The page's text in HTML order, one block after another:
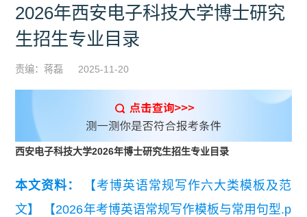
2026年西安电子科技大学博士研究
生招生专业目录
责编：蒋磊 2025-11-20
西安电子科技大学2026年博士研究生招生专业目录
本文资料：
【考博英语常规写作六大类模板及范
文】
【2026年考博英语常规写作模板与常用句型.p